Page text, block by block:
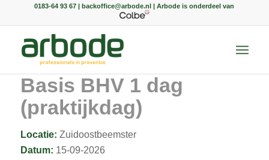
0183-64 93 67 | backoffice@arbode.nl | Arbode is onderdeel van
Basis BHV 1 dag
(praktijkdag)
Locatie: Zuidoostbeemster
Datum: 15-09-2026